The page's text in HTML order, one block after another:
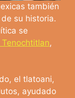
también
su historia.
se
,
el tlatoani,
ayudado